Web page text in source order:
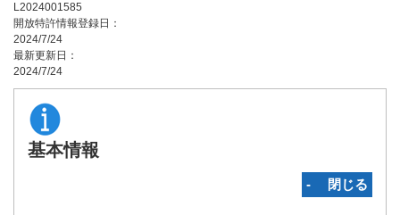
L2024001585
開放特許情報登録日：
2024/7/24
最新更新日：
2024/7/24
基本情報
‐ 閉じる